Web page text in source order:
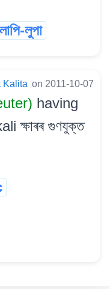
লাপি-লুপা
Kalita on 2011-10-07
having
ক্ষাৰৰ গুণযুক্ত